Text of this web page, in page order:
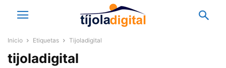
Inicio Etiquetas Tijoladigital
tijoladigital